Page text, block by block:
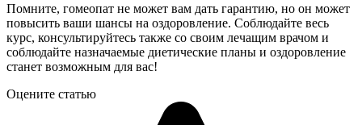
Помните, гомеопат не может вам дать гарантию, но он может
повысить ваши шансы на оздоровление. Соблюдайте весь
курс, консультируйтесь также со своим лечащим врачом и
соблюдайте назначаемые диетические планы и оздоровление
станет возможным для вас!
Оцените статью